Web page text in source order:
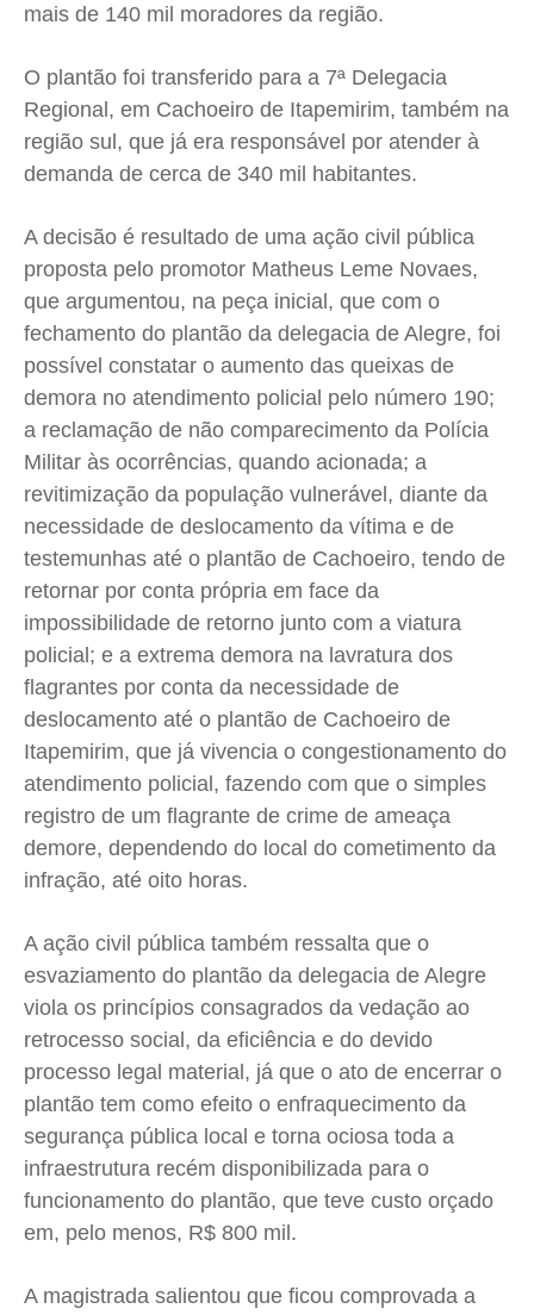
Wanda Sily
Publicidade Legal
Anuncie
Expediente
Contato
Anuncie
Privacidade
Wanda Sily
Publicidade Legal
Anuncie
Expediente
Contato
Anuncie
Privacidade
Wanda Sily
Publicidade Legal
Anuncie
Expediente
Contato
Anuncie
Privacidade
Wanda Sily
Publicidade Legal
Anuncie
Expediente
Contato
Anuncie
Privacidade
mais de 140 mil moradores da região.
O plantão foi transferido para a 7ª Delegacia
Regional, em Cachoeiro de Itapemirim, também na
região sul, que já era responsável por atender à
demanda de cerca de 340 mil habitantes.
A decisão é resultado de uma ação civil pública
proposta pelo promotor Matheus Leme Novaes,
que argumentou, na peça inicial, que com o
fechamento do plantão da delegacia de Alegre, foi
possível constatar o aumento das queixas de
demora no atendimento policial pelo número 190;
a reclamação de não comparecimento da Polícia
Militar às ocorrências, quando acionada; a
revitimização da população vulnerável, diante da
necessidade de deslocamento da vítima e de
testemunhas até o plantão de Cachoeiro, tendo de
retornar por conta própria em face da
impossibilidade de retorno junto com a viatura
policial; e a extrema demora na lavratura dos
flagrantes por conta da necessidade de
deslocamento até o plantão de Cachoeiro de
Itapemirim, que já vivencia o congestionamento do
atendimento policial, fazendo com que o simples
registro de um flagrante de crime de ameaça
demore, dependendo do local do cometimento da
infração, até oito horas.
A ação civil pública também ressalta que o
esvaziamento do plantão da delegacia de Alegre
viola os princípios consagrados da vedação ao
retrocesso social, da eficiência e do devido
processo legal material, já que o ato de encerrar o
plantão tem como efeito o enfraquecimento da
segurança pública local e torna ociosa toda a
infraestrutura recém disponibilizada para o
funcionamento do plantão, que teve custo orçado
em, pelo menos, R$ 800 mil.
A magistrada salientou que ficou comprovada a